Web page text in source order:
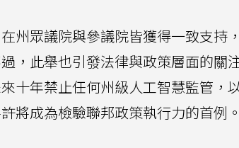
州眾議院與參議院皆獲得一致支持
，此舉也引發法律與政策層面的
十年禁止任何州級人工智慧監管，
將成為檢驗聯邦政策執行力的首例。